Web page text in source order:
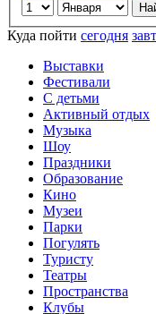
Куда пойти сегодня
Выставки
Фестивали
С детьми
Активный отдых
Музыка
Шоу
Праздники
Образование
Кино
Музеи
Парки
Погулять
Туристу
Театры
Пространства
Клубы